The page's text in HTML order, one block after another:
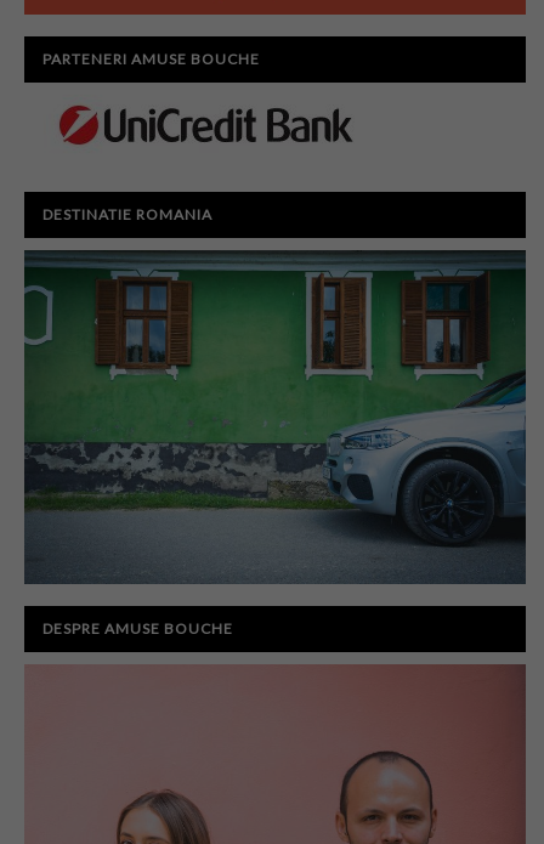
PARTENERI AMUSE BOUCHE
DESTINATIE ROMANIA
DESPRE AMUSE BOUCHE